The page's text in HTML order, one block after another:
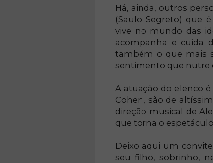
Há, ainda, outros
(Saulo Segreto) que
vive no mundo das
acompanha e cuida
também o que mais
sentimento que nutre
A atuação do elenco
Cohen, são de
direção musical de
que torna o
Deixo aqui um
seu filho, sobrinho,